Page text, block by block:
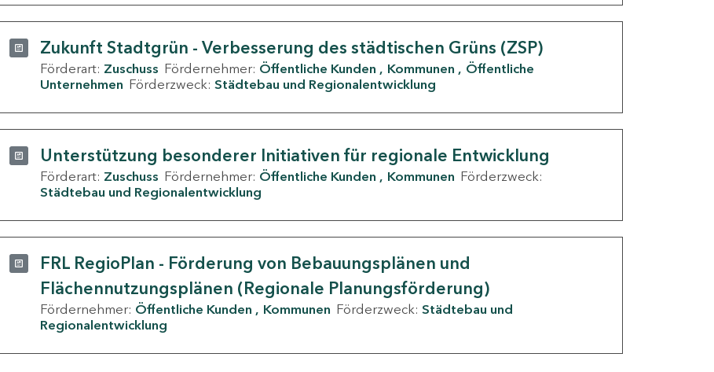
Zukunft Stadtgrün - Verbesserung des städtischen Grüns (ZSP)
Förderart: Zuschuss Fördernehmer: Öffentliche Kunden Kommunen
Öffentliche
Unternehmen Förderzweck: Städtebau und Regionalentwicklung
Unterstützung besonderer Initiativen für regionale Entwicklung
Förderart: Zuschuss Fördernehmer: Öffentliche Kunden Kommunen Förderzweck:
Städtebau und Regionalentwicklung
FRL RegioPlan - Förderung von Bebauungsplänen und
Flächennutzungsplänen (Regionale Planungsförderung)
Fördernehmer: Öffentliche Kunden Kommunen Förderzweck: Städtebau und
Regionalentwicklung